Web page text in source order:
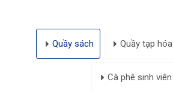
Quầy sách Quầy tạp hóa
Cà phê sinh viên